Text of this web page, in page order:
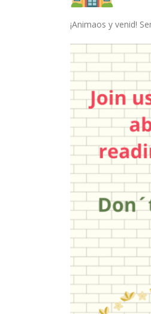
¡Animaos y venid!